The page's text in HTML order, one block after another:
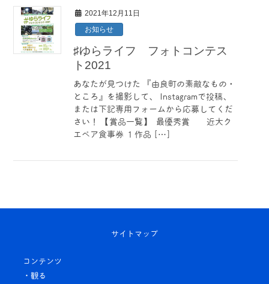
2021年12月11日
お知らせ
♯ゆらライフ フォトコンテス
ト2021
あなたが見つけた 『由良町の素敵なもの・
ところ』を撮影して、 Instagramで投稿、
または下記専用フォームから応募してくだ
さい！ 【賞品一覧】 最優秀賞 近大ク
エペア食事券 １作品 […]
サイトマップ
コンテンツ
・観る